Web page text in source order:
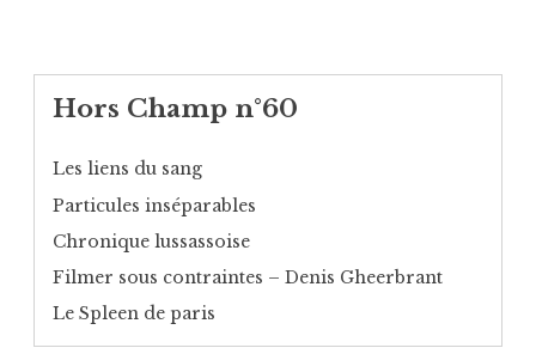
Hors Champ n°60
Les liens du sang
Particules inséparables
Chronique lussassoise
Filmer sous contraintes – Denis Gheerbrant
Le Spleen de paris